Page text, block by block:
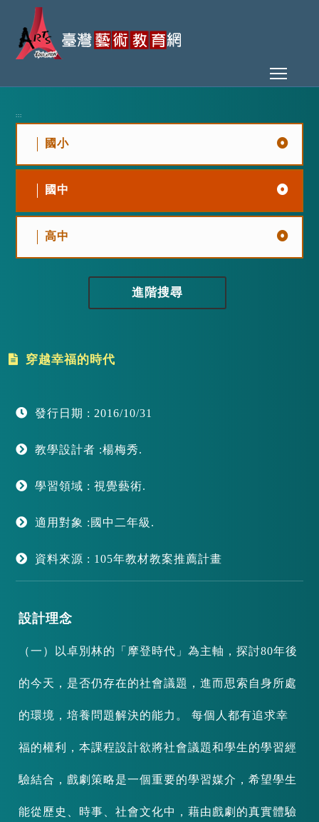
:::
國小
國中
高中
進階搜尋
穿越幸福的時代
發行日期 : 2016/10/31
教學設計者 :楊梅秀.
學習領域 : 視覺藝術.
適用對象 :國中二年級.
資料來源 : 105年教材教案推薦計畫
設計理念
（一）以卓別林的「摩登時代」為主軸，探討80年後
的今天，是否仍存在的社會議題，進而思索自身所處
的環境，培養問題解決的能力。 每個人都有追求幸
福的權利，本課程設計欲將社會議題和學生的學習經
驗結合，戲劇策略是一個重要的學習媒介，希望學生
能從歷史、時事、社會文化中，藉由戲劇的真實體驗